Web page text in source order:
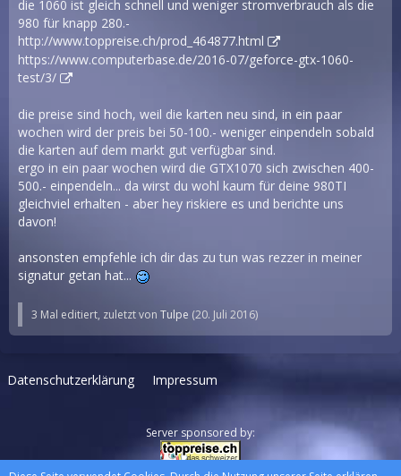
die 1060 ist gleich schnell und weniger stromverbrauch als die
980 für knapp 280.-
http://www.toppreise.ch/prod_464877.html
https://www.computerbase.de/2016-07/geforce-gtx-1060-
test/3/
die preise sind hoch, weil die karten neu sind, in ein paar
wochen wird der preis bei 50-100.- weniger einpendeln sobald
die karten auf dem markt gut verfügbar sind.
ergo in ein paar wochen wird die GTX1070 sich zwischen 400-
500.- einpendeln... da wirst du wohl kaum für deine 980TI
gleichviel erhalten - aber hey riskiere es und berichte uns
davon!
ansonsten empfehle ich dir das zu tun was rezzer in meiner
signatur getan hat...
3 Mal editiert, zuletzt von Tulpe (20. Juli 2016)
Datenschutzerklärung Impressum
Server sponsored by: